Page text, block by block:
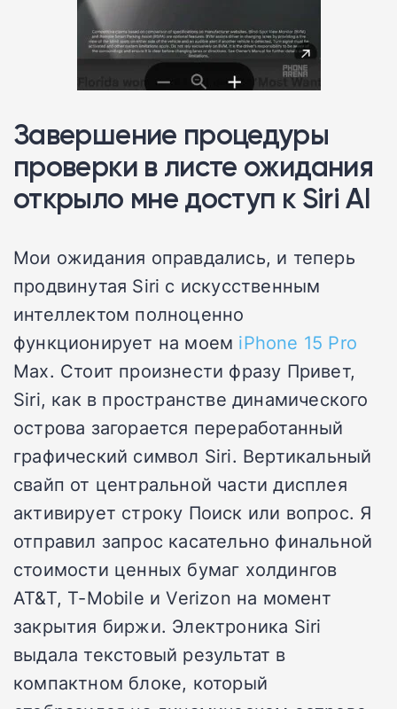
Завершение процедуры
проверки в листе ожидания
открыло мне доступ к Siri AI
Мои ожидания оправдались, и теперь
продвинутая Siri с искусственным
интеллектом полноценно
функционирует на моем iPhone 15 Pro
Max. Стоит произнести фразу Привет,
Siri, как в пространстве динамического
острова загорается переработанный
графический символ Siri. Вертикальный
свайп от центральной части дисплея
активирует строку Поиск или вопрос. Я
отправил запрос касательно финальной
стоимости ценных бумаг холдингов
AT&T, T-Mobile и Verizon на момент
закрытия биржи. Электроника Siri
выдала текстовый результат в
компактном блоке, который